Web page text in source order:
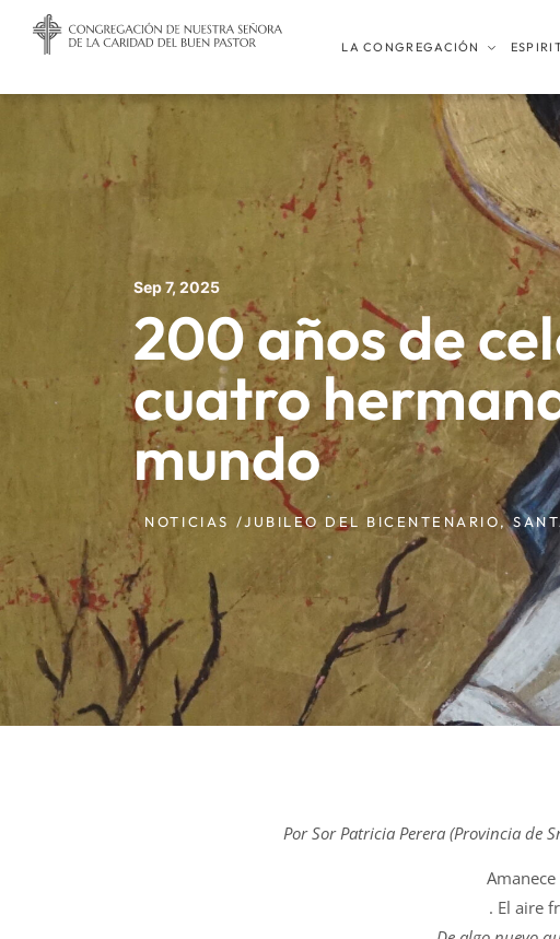
LA CONGREGACIÓN
Sep 7, 2025
200 años de
cuatro
mundo
NOTICIAS /JUBILEO DEL BICENTENARIO,
Por Sor Patricia Perera (Provincia de
. El aire